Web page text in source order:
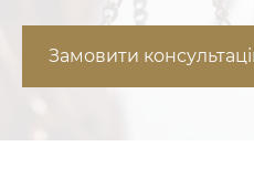
Замовити